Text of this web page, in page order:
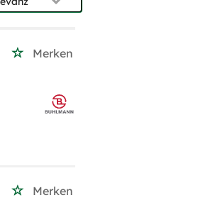
Merken
Merken